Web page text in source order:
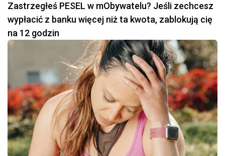
Zastrzegłeś PESEL w mObywatelu? Jeśli zechcesz
wypłacić z banku więcej niż ta kwota, zablokują cię
na 12 godzin